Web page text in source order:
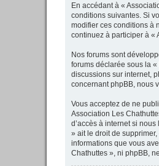
En accédant à «
conditions suivantes. Si
modifier ces conditions à
continuez à participer à «
Nos forums sont
forums déclarée sous la «
discussions sur internet,
concernant phpBB, nous
Vous acceptez de ne
Association Les
d’accès à internet si
» ait le droit de
informations que vous
Chathuttes », ni phpBB,